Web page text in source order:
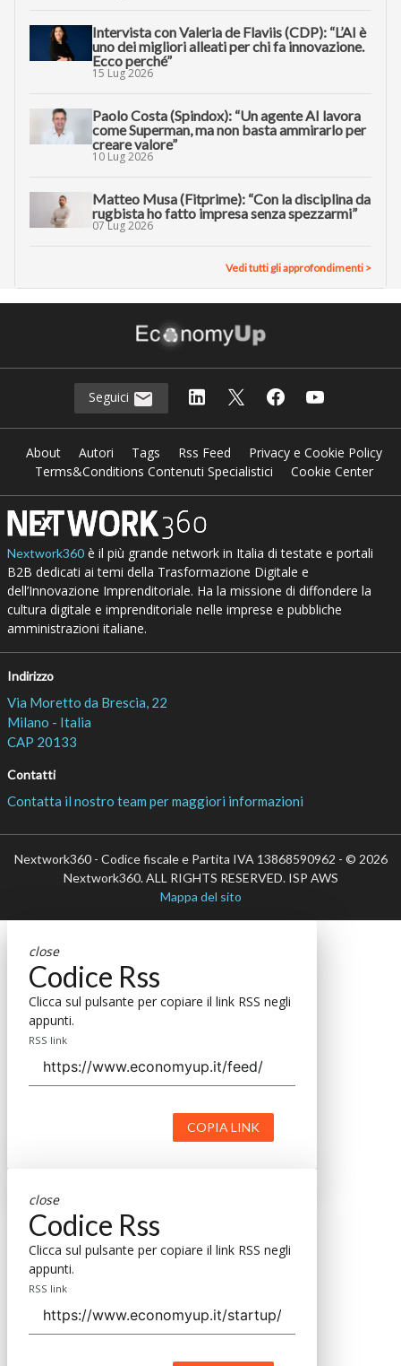
Intervista con Valeria de Flaviis (CDP): “L’AI è
uno dei migliori alleati per chi fa innovazione.
Ecco perché”
15 Lug 2026
Paolo Costa (Spindox): “Un agente AI lavora
come Superman, ma non basta ammirarlo per
creare valore”
10 Lug 2026
Matteo Musa (Fitprime): “Con la disciplina da
rugbista ho fatto impresa senza spezzarmi”
07 Lug 2026
Vedi tutti gli approfondimenti >
Seguici
About Autori Tags Rss Feed
Privacy e Cookie Policy
Terms&Conditions Contenuti Specialistici
Cookie Center
Nextwork360è il più grande network in Italia di testate e portali
B2B dedicati ai temi della Trasformazione Digitale e
dell’Innovazione Imprenditoriale. Ha la missione di diffondere la
cultura digitale e imprenditoriale nelle imprese e pubbliche
amministrazioni italiane.
Indirizzo
Via Moretto da Brescia, 22
Milano - Italia
CAP 20133
Contatti
Contatta il nostro team per maggiori informazioni
Nextwork360 - Codice fiscale e Partita IVA 13868590962 - © 2026
Nextwork360. ALL RIGHTS RESERVED. ISP AWS
Mappa del sito
close
Codice Rss
Clicca sul pulsante per copiare il link RSS negli
appunti.
RSS link
COPIA LINK
close
Codice Rss
Clicca sul pulsante per copiare il link RSS negli
appunti.
RSS link